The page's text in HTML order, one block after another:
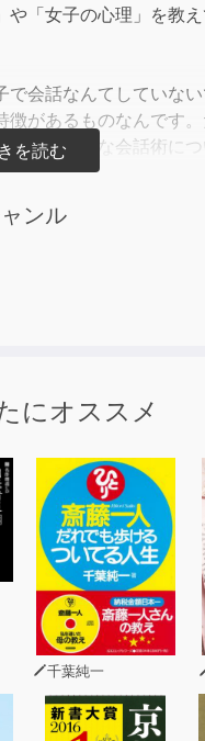
decrease
「女子の心理」を教
会話なんてしていない
があるものなんです
は、そんな会話術に
るのは、モテる男に
の自己演出の方法で
だんに盛り込んだ、
せんか？
ンル
にオススメ
千葉純一